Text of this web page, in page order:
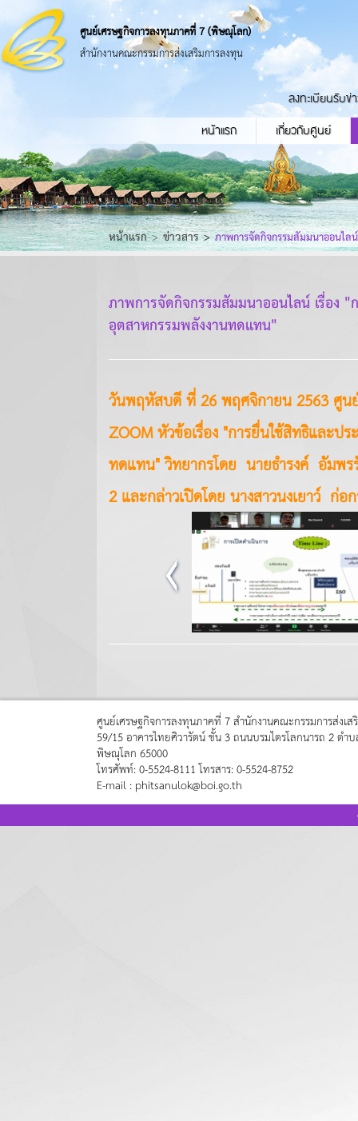
ศูนย์เศรษฐกิจการลงทุนภาคที่ 7 (พิษณุโลก)
สำนักงานคณะกรรมการส่งเสริมการลงทุน
ลงทะเบียนรับข่
หน้าแรก
เกี่ยวกับศูนย์
หน้าแรก ข่าวสาร ภาพการจัดกิจกรรมสัมมนาออนไล
ภาพการจัดกิจกรรมสัมมนาออนไลน์ เรื่อง "
อุตสาหกรรมพลังงานทดแทน"
วันพฤหัสบดี ที่ 26 พฤศจิกายน 2563 ศูน
ZOOM หัวข้อเรื่อง "การยื่นใช้สิทธิและป
ทดแทน" วิทยากรโดย นายธำรงค์ อัมพร
2 และกล่าวเปิดโดย นางสาวนงเยาว์ ก่
ศูนย์เศรษฐกิจการลงทุนภาคที่ 7 สำนักงานคณะกรรมการส่งเส
59/15 อาคารไทยศิวารัตน์ ชั้น 3 ถนนบรมไตรโลกนารถ 2 ตำ
พิษณุโลก 65000
โทรศัพท์: 0-5524-8111 โทรสาร: 0-5524-8752
E-mail : phitsanulok@boi.go.th